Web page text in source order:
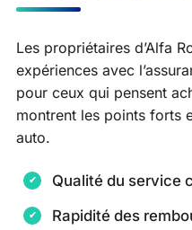
Les propriétaires d’Alfa
expériences avec
pour ceux qui pensent
montrent les points forts
auto.
Qualité du service
Rapidité des